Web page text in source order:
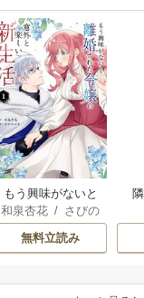
もう興味がないと
離婚された令嬢の
意外と楽しい新生
活
和泉杏花 / さびの
ぶち
無料立読み